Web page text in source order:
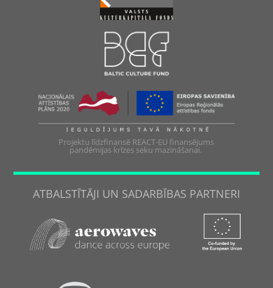
Projektu līdzfinansē REACT-EU finansējums
pandēmijas krīzes seku mazināšanai.
ATBALSTĪTĀJI UN SADARBĪBAS PARTNERI